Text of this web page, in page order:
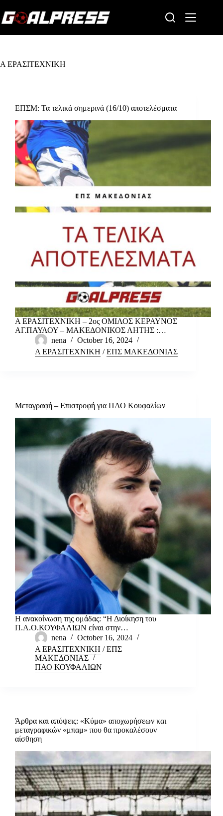
to
content
Α ΕΡΑΣΙΤΕΧΝΙΚΗ
ΕΠΣΜ: Τα τελικά σημερινά (16/10) αποτελέσματα
Α ΕΡΑΣΙΤΕΧΝΙΚΗ – 2ος ΟΜΙΛΟΣ ΚΕΡΑΥΝΟΣ
ΑΓ.ΠΑΥΛΟΥ – ΜΑΚΕΔΟΝΙΚΟΣ ΛΗΤΗΣ :…
nena
October 16, 2024
Α ΕΡΑΣΙΤΕΧΝΙΚΗ /ΕΠΣ ΜΑΚΕΔΟΝΙΑΣ
Μεταγραφή – Επιστροφή για ΠΑΟ Κουφαλίων
Η ανακοίνωση της ομάδας: “Η Διοίκηση του
Π.Α.Ο.ΚΟΥΦΑΛΙΩΝ είναι στην…
nena
October 16, 2024
Α ΕΡΑΣΙΤΕΧΝΙΚΗ /ΕΠΣ
ΜΑΚΕΔΟΝΙΑΣ
ΠΑΟ ΚΟΥΦΑΛΙΩΝ
Άρθρα και απόψεις: «Κύμα» αποχωρήσεων και
μεταγραφικών «μπαμ» που θα προκαλέσουν
αίσθηση